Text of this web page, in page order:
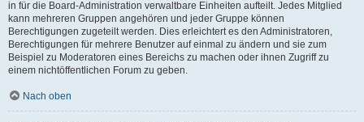
in für die Board-Administration verwaltbare Einheiten aufteilt. Jedes Mitglied
kann mehreren Gruppen angehören und jeder Gruppe können
Berechtigungen zugeteilt werden. Dies erleichtert es den Administratoren,
Berechtigungen für mehrere Benutzer auf einmal zu ändern und sie zum
Beispiel zu Moderatoren eines Bereichs zu machen oder ihnen Zugriff zu
einem nichtöffentlichen Forum zu geben.
Nach oben